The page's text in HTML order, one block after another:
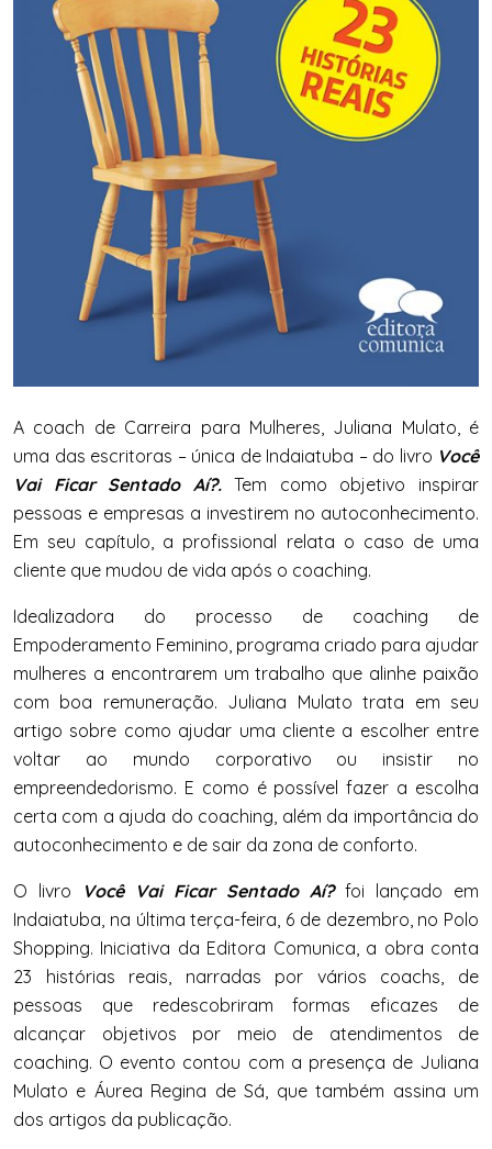
A coach de Carreira para Mulheres, Juliana Mulato, é
uma das escritoras – única de Indaiatuba – do livro Você
Vai Ficar Sentado Aí?.Tem como objetivo inspirar
pessoas e empresas a investirem no autoconhecimento.
Em seu capítulo, a profissional relata o caso de uma
cliente que mudou de vida após o coaching.
Idealizadora do processo de coaching de
Empoderamento Feminino, programa criado para ajudar
mulheres a encontrarem um trabalho que alinhe paixão
com boa remuneração. Juliana Mulato trata em seu
artigo sobre como ajudar uma cliente a escolher entre
voltar ao mundo corporativo ou insistir no
empreendedorismo. E como é possível fazer a escolha
certa com a ajuda do coaching, além da importância do
autoconhecimento e de sair da zona de conforto.
O livro Você Vai Ficar Sentado Aí? foi lançado em
Indaiatuba, na última terça-feira, 6 de dezembro, no Polo
Shopping. Iniciativa da Editora Comunica, a obra conta
23 histórias reais, narradas por vários coachs, de
pessoas que redescobriram formas eficazes de
alcançar objetivos por meio de atendimentos de
coaching. O evento contou com a presença de Juliana
Mulato e Áurea Regina de Sá, que também assina um
dos artigos da publicação.